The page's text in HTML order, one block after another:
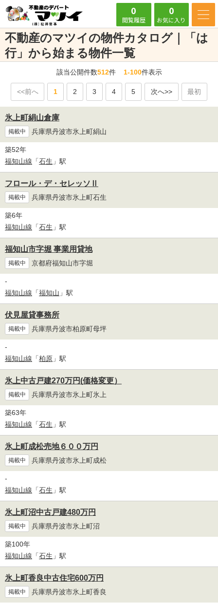
0
閲覧履歴
0
お気に入り
不動産のマツイの物件カタログ｜「は
行」から始まる物件一覧
該当公開件数512件1-100件表示
<<前へ 1 2 3 4 5 次へ>> 最初
氷上町絹山倉庫
掲載中 兵庫県丹波市氷上町絹山
築52年
福知山線 「石生 」駅
フロール・デ・セレッソⅡ
掲載中 兵庫県丹波市氷上町石生
築6年
福知山線 「石生 」駅
福知山市字堀 事業用貸地
掲載中 京都府福知山市字堀
-
福知山線 「福知山 」駅
伏見屋貸事務所
掲載中 兵庫県丹波市柏原町母坪
-
福知山線 「柏原 」駅
氷上中古戸建270万円(価格変更）
掲載中 兵庫県丹波市氷上町氷上
築63年
福知山線 「石生 」駅
氷上町成松売地６００万円
掲載中 兵庫県丹波市氷上町成松
-
福知山線 「石生 」駅
氷上町沼中古戸建480万円
掲載中 兵庫県丹波市氷上町沼
築100年
福知山線 「石生 」駅
氷上町香良中古住宅600万円
掲載中 兵庫県丹波市氷上町香良